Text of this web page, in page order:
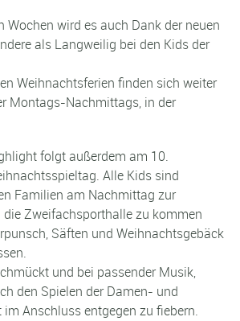
Wochen wird es auch Dank der neuen
als Langweilig bei den Kids der
Weihnachtsferien finden sich weiter
Montags-Nachmittags, in der
folgt außerdem am 10.
Alle Kids sind
Familien am Nachmittag zur
Zweifachsporthalle zu kommen
Säften und Weihnachtsgebäck
und bei passender Musik,
den Spielen der Damen- und
Anschluss entgegen zu fiebern.